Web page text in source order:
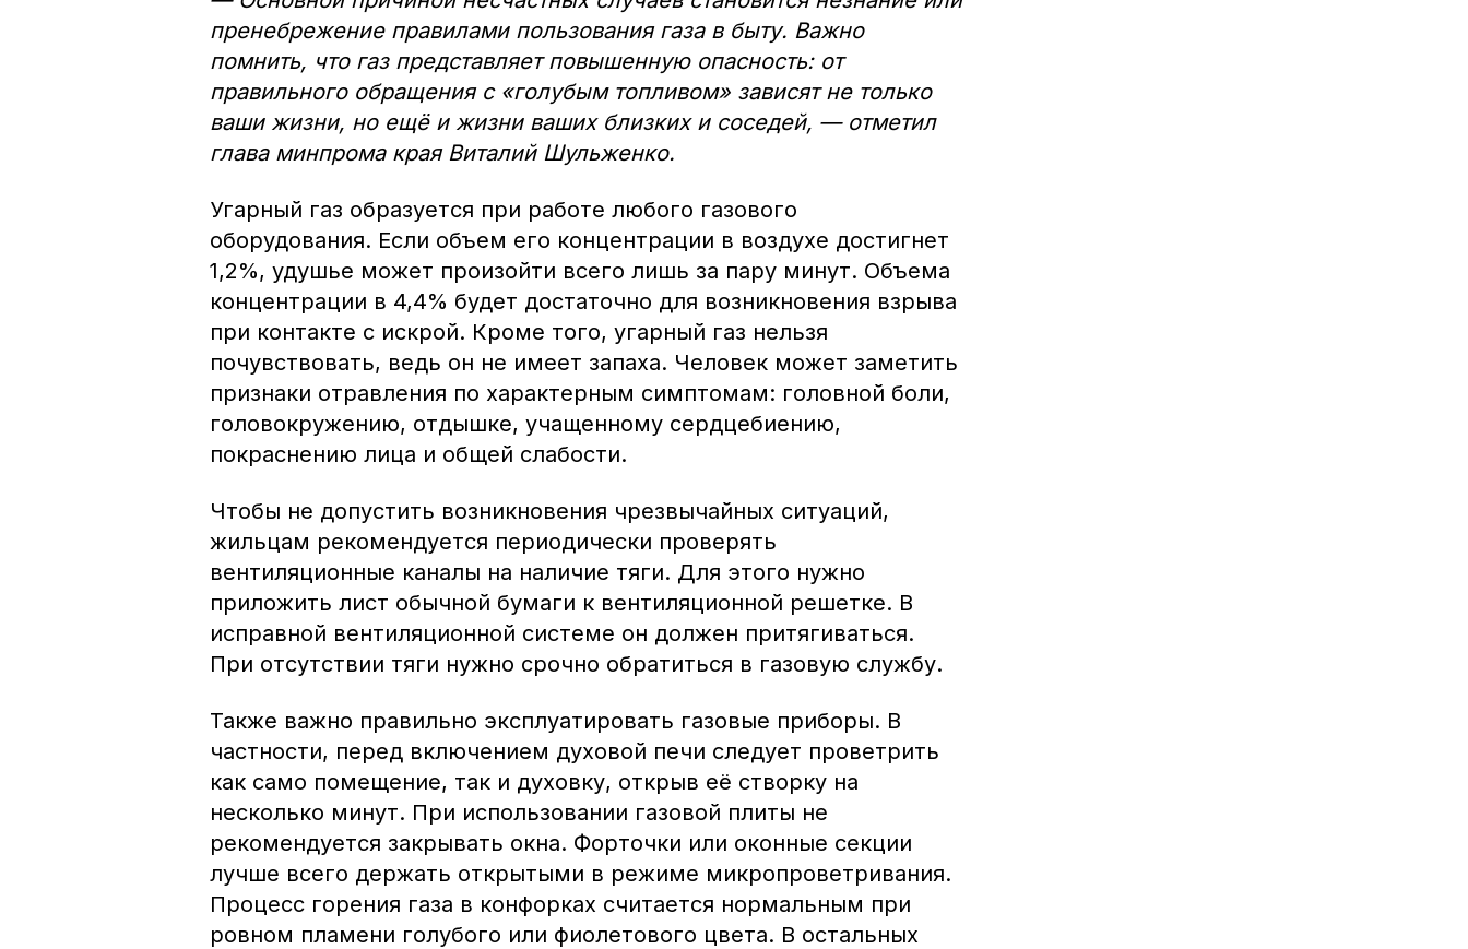
пренебрежение правилами пользования газа в быту. Важно
помнить, что газ представляет повышенную опасность: от
правильного обращения с «голубым топливом» зависят не только
ваши жизни, но ещё и жизни ваших близких и соседей, — отметил
глава минпрома края Виталий Шульженко.
Угарный газ образуется при работе любого газового
оборудования. Если объем его концентрации в воздухе достигнет
1,2%, удушье может произойти всего лишь за пару минут. Объема
концентрации в 4,4% будет достаточно для возникновения взрыва
при контакте с искрой. Кроме того, угарный газ нельзя
почувствовать, ведь он не имеет запаха. Человек может заметить
признаки отравления по характерным симптомам: головной боли,
головокружению, отдышке, учащенному сердцебиению,
покраснению лица и общей слабости.
Чтобы не допустить возникновения чрезвычайных ситуаций,
жильцам рекомендуется периодически проверять
вентиляционные каналы на наличие тяги. Для этого нужно
приложить лист обычной бумаги к вентиляционной решетке. В
исправной вентиляционной системе он должен притягиваться.
При отсутствии тяги нужно срочно обратиться в газовую службу.
Также важно правильно эксплуатировать газовые приборы. В
частности, перед включением духовой печи следует проветрить
как само помещение, так и духовку, открыв её створку на
несколько минут. При использовании газовой плиты не
рекомендуется закрывать окна. Форточки или оконные секции
лучше всего держать открытыми в режиме микропроветривания.
Процесс горения газа в конфорках считается нормальным при
ровном пламени голубого или фиолетового цвета. В остальных